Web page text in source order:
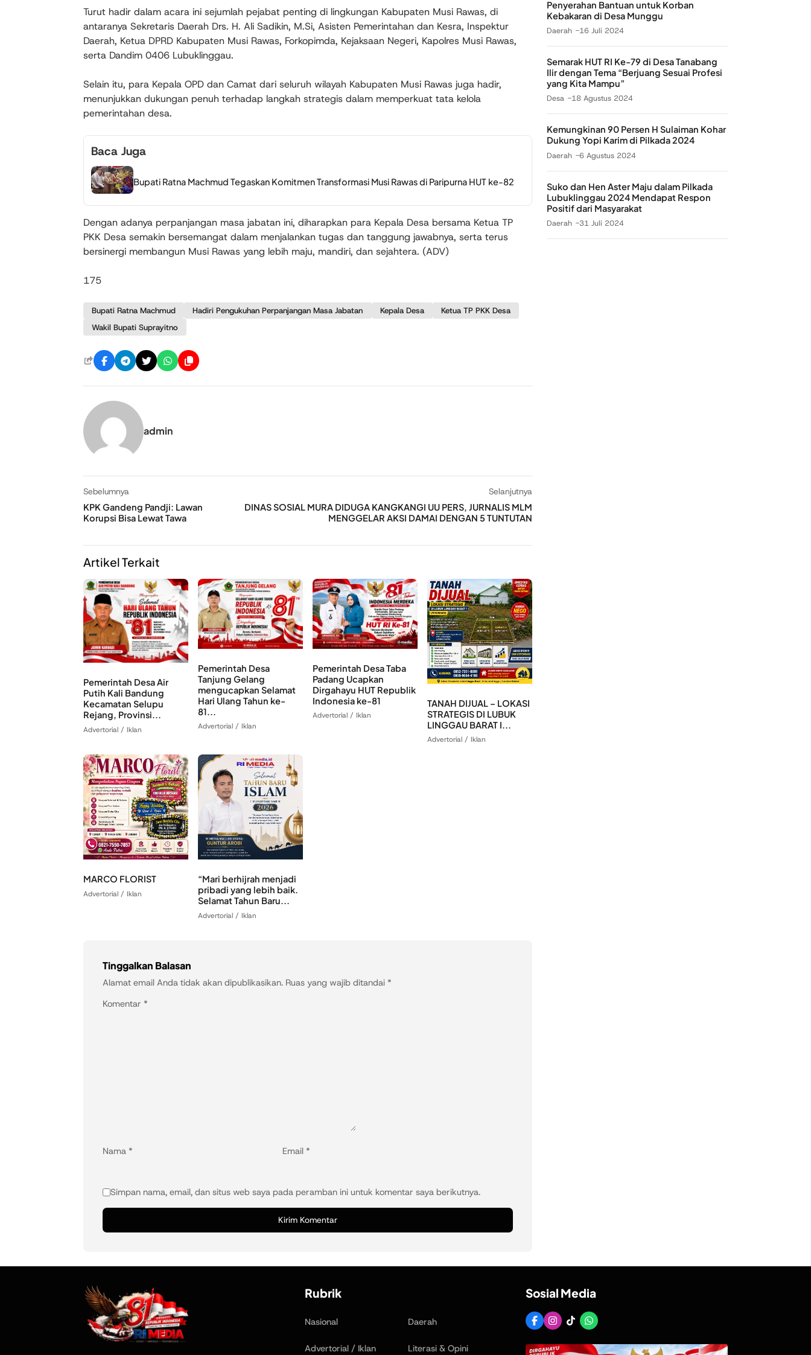
Turut hadir dalam acara ini sejumlah pejabat penting di lingkungan Kabupaten Musi Rawas, di
antaranya Sekretaris Daerah Drs. H. Ali Sadikin, M.Si, Asisten Pemerintahan dan Kesra, Inspektur
Daerah, Ketua DPRD Kabupaten Musi Rawas, Forkopimda, Kejaksaan Negeri, Kapolres Musi Rawas,
serta Dandim 0406 Lubuklinggau.
Selain itu, para Kepala OPD dan Camat dari seluruh wilayah Kabupaten Musi Rawas juga hadir,
menunjukkan dukungan penuh terhadap langkah strategis dalam memperkuat tata kelola
pemerintahan desa.
Baca Juga
Bupati Ratna Machmud Tegaskan Komitmen Transformasi Musi Rawas di Paripurna HUT ke-82
Dengan adanya perpanjangan masa jabatan ini, diharapkan para Kepala Desa bersama Ketua TP
PKK Desa semakin bersemangat dalam menjalankan tugas dan tanggung jawabnya, serta terus
bersinergi membangun Musi Rawas yang lebih maju, mandiri, dan sejahtera. (ADV)
175
Bupati Ratna Machmud Hadiri Pengukuhan Perpanjangan Masa Jabatan Kepala Desa
Ketua TP PKK Desa
Wakil Bupati Suprayitno
admin
Sebelumnya
KPK Gandeng Pandji: Lawan
Korupsi Bisa Lewat Tawa
Selanjutnya
DINAS SOSIAL MURA DIDUGA KANGKANGI UU PERS, JURNALIS MLM
MENGGELAR AKSI DAMAI DENGAN 5 TUNTUTAN
Artikel Terkait
Pemerintah Desa Air
Putih Kali Bandung
Kecamatan Selupu
Rejang, Provinsi...
Advertorial / Iklan
Pemerintah Desa
Tanjung Gelang
mengucapkan Selamat
Hari Ulang Tahun ke-
81...
Advertorial / Iklan
Pemerintah Desa Taba
Padang Ucapkan
Dirgahayu HUT Republik
Indonesia ke-81
Advertorial / Iklan
TANAH DIJUAL – LOKASI
STRATEGIS DI LUBUK
LINGGAU BARAT I...
Advertorial / Iklan
MARCO FLORIST
Advertorial / Iklan
“Mari berhijrah menjadi
pribadi yang lebih baik.
Selamat Tahun Baru...
Advertorial / Iklan
Tinggalkan Balasan
Alamat email Anda tidak akan dipublikasikan. Ruas yang wajib ditandai *
Komentar *
Nama * Email *
Simpan nama, email, dan situs web saya pada peramban ini untuk komentar saya berikutnya.
Penyerahan Bantuan untuk Korban
Kebakaran di Desa Munggu
Daerah 16 Juli 2024
Semarak HUT RI Ke-79 di Desa Tanabang
Ilir dengan Tema “Berjuang Sesuai Profesi
yang Kita Mampu”
Desa 18 Agustus 2024
Kemungkinan 90 Persen H Sulaiman Kohar
Dukung Yopi Karim di Pilkada 2024
Daerah 6 Agustus 2024
Suko dan Hen Aster Maju dalam Pilkada
Lubuklinggau 2024 Mendapat Respon
Positif dari Masyarakat
Daerah 31 Juli 2024
Rubrik
Nasional Daerah
Advertorial / Iklan Literasi & Opini
Sosial Media